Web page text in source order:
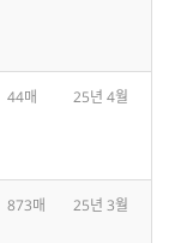
44매 25년 4월
873매 25년 3월